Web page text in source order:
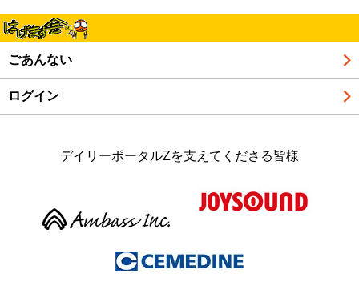
ごあんない
ログイン
デイリーポータルZを支えてくださる皆様